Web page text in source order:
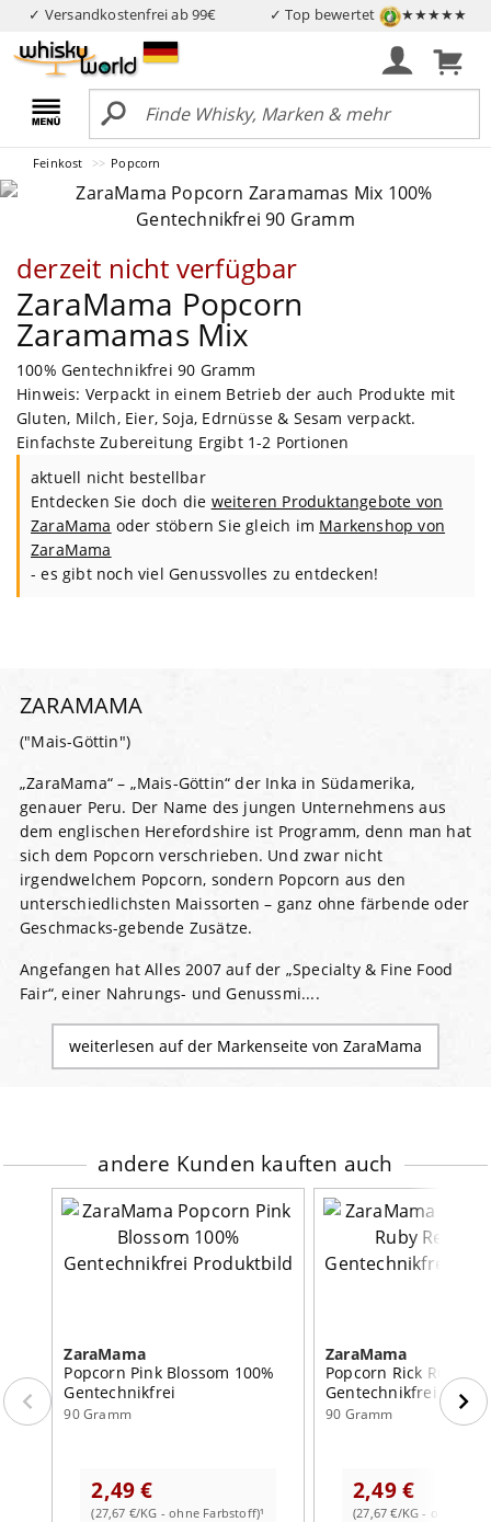
✓ Versandkostenfrei ab 99€ ✓ Top bewertet ★★★★★
Feinkost Popcorn
derzeit nicht verfügbar
ZaraMama Popcorn
Zaramamas Mix
100% Gentechnikfrei 90 Gramm
Hinweis: Verpackt in einem Betrieb der auch Produkte mit
Gluten, Milch, Eier, Soja, Edrnüsse & Sesam verpackt.
Einfachste Zubereitung Ergibt 1-2 Portionen
aktuell nicht bestellbar
Entdecken Sie doch die weiteren Produktangebote von
ZaraMama oder stöbern Sie gleich im Markenshop von
ZaraMama
- es gibt noch viel Genussvolles zu entdecken!
ZARAMAMA
("Mais-Göttin")
„ZaraMama“ – „Mais-Göttin“ der Inka in Südamerika,
genauer Peru. Der Name des jungen Unternehmens aus
dem englischen Herefordshire ist Programm, denn man hat
sich dem Popcorn verschrieben. Und zwar nicht
irgendwelchem Popcorn, sondern Popcorn aus den
unterschiedlichsten Maissorten – ganz ohne färbende oder
Geschmacks-gebende Zusätze.
Angefangen hat Alles 2007 auf der „Specialty & Fine Food
Fair“, einer Nahrungs- und Genussmi....
weiterlesen auf der Markenseite von ZaraMama
andere Kunden kauften auch
ZaraMama
Popcorn Pink Blossom 100%
Gentechnikfrei
90 Gramm
2,49 €
(27,67 €/KG - ohne Farbstoff)¹
ZaraMama
Popcorn Rick Ruby Red 100%
Gentechnikfrei
90 Gramm
2,49 €
(27,67 €/KG - ohne